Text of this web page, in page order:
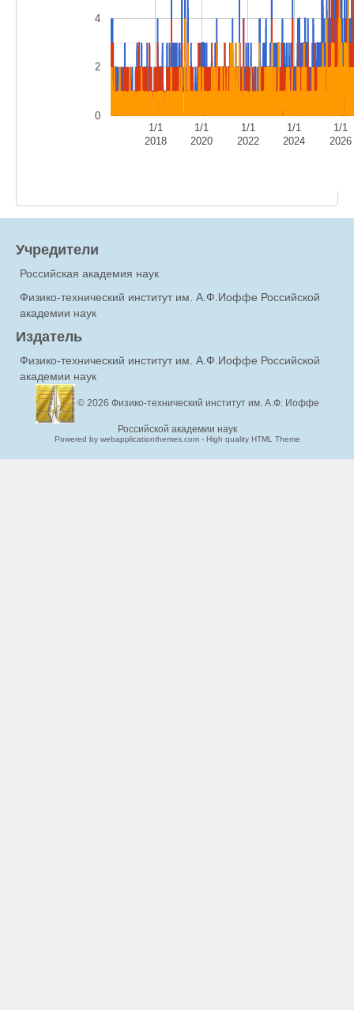
1/1
2018
1/1
2020
1/1
2022
1/1
2024
1/1
2026
0
2
4
Учредители
Российская академия наук
Физико-технический институт им. А.Ф.Иоффе Российской
академии наук
Издатель
Физико-технический институт им. А.Ф.Иоффе Российской
академии наук
© 2026 Физико-технический институт им. А.Ф. Иоффе
Российской академии наук
Powered by webapplicationthemes.com - High quality HTML Theme